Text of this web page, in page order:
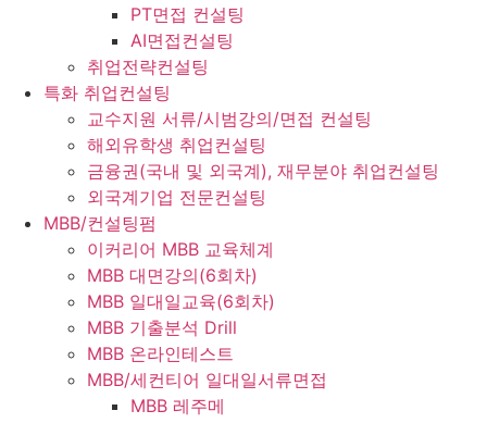
PT면접 컨설팅
AI면접컨설팅
취업전략컨설팅
특화 취업컨설팅
교수지원 서류/시범강의/면접 컨설팅
해외유학생 취업컨설팅
금융권(국내 및 외국계), 재무분야 취업컨설팅
외국계기업 전문컨설팅
MBB/컨설팅펌
이커리어 MBB 교육체계
MBB 대면강의(6회차)
MBB 일대일교육(6회차)
MBB 기출분석 Drill
MBB 온라인테스트
MBB/세컨티어 일대일서류면접
MBB 레주메